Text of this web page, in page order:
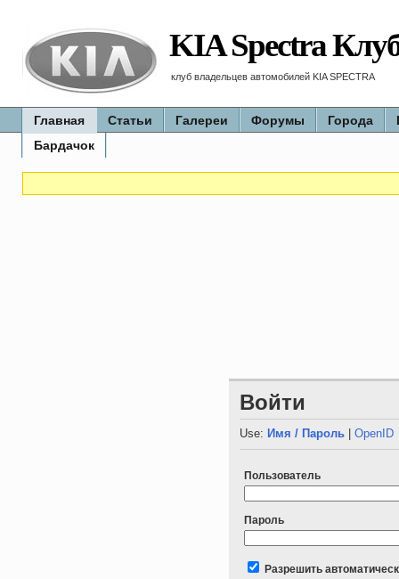
KIA Spectra
клуб владельцев автомобилей KIA SPECTRA
Главная Статьи Галереи Форумы Города
Бардачок
Войти
Use: Имя / Пароль |OpenID
Пользователь
Пароль
Разрешить